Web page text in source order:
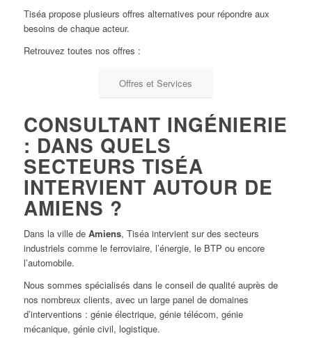
Tiséa propose plusieurs offres alternatives pour répondre aux
besoins de chaque acteur.
Retrouvez toutes nos offres :
Offres et Services
CONSULTANT INGÉNIERIE
: DANS QUELS
SECTEURS TISÉA
INTERVIENT AUTOUR DE
AMIENS ?
Dans la ville de Amiens, Tiséa intervient sur des secteurs
industriels comme le ferroviaire, l’énergie, le BTP ou encore
l’automobile.
Nous sommes spécialisés dans le conseil de qualité auprès de
nos nombreux clients, avec un large panel de domaines
d’interventions : génie électrique, génie télécom, génie
mécanique, génie civil, logistique.